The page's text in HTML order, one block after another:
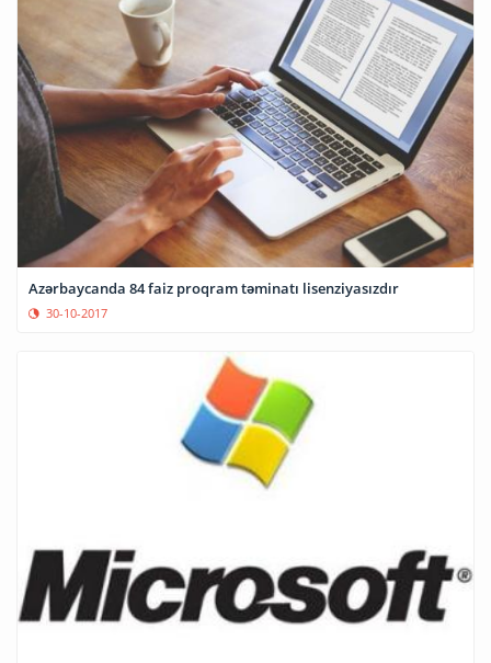
Azərbaycanda 84 faiz proqram təminatı lisenziyasızdır
30-10-2017